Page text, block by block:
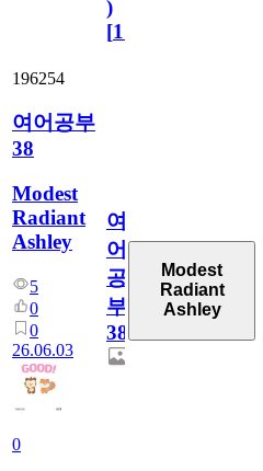
)
[110
196254
여어공부
38
Modest
Radiant
Ashley
5
0
0
26.06.03
0
여
어
공
부
38
Modest
Radiant
Ashley